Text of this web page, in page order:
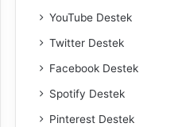
YouTube Destek
Twitter Destek
Facebook Destek
Spotify Destek
Pinterest Destek